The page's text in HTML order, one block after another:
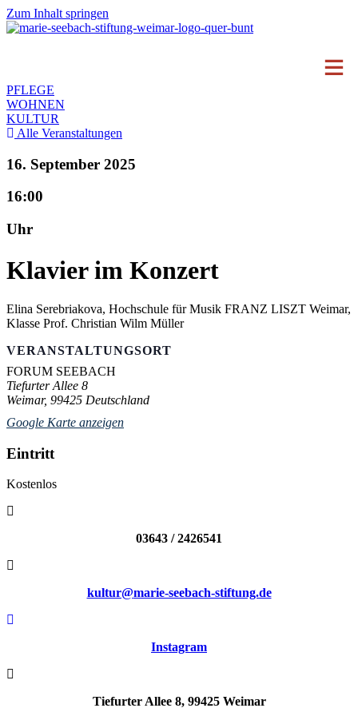
Zum Inhalt springen
PFLEGE
WOHNEN
KULTUR
Alle Veranstaltungen
16. September 2025
16:00
Uhr
Klavier im Konzert
Elina Serebriakova, Hochschule für Musik FRANZ LISZT Weimar,
Klasse Prof. Christian Wilm Müller
VERANSTALTUNGSORT
FORUM SEEBACH
Tiefurter Allee 8
Weimar, 99425 Deutschland
Google Karte anzeigen
Eintritt
Kostenlos
03643 / 2426541
kultur@marie-seebach-stiftung.de
Instagram
Tiefurter Allee 8, 99425 Weimar